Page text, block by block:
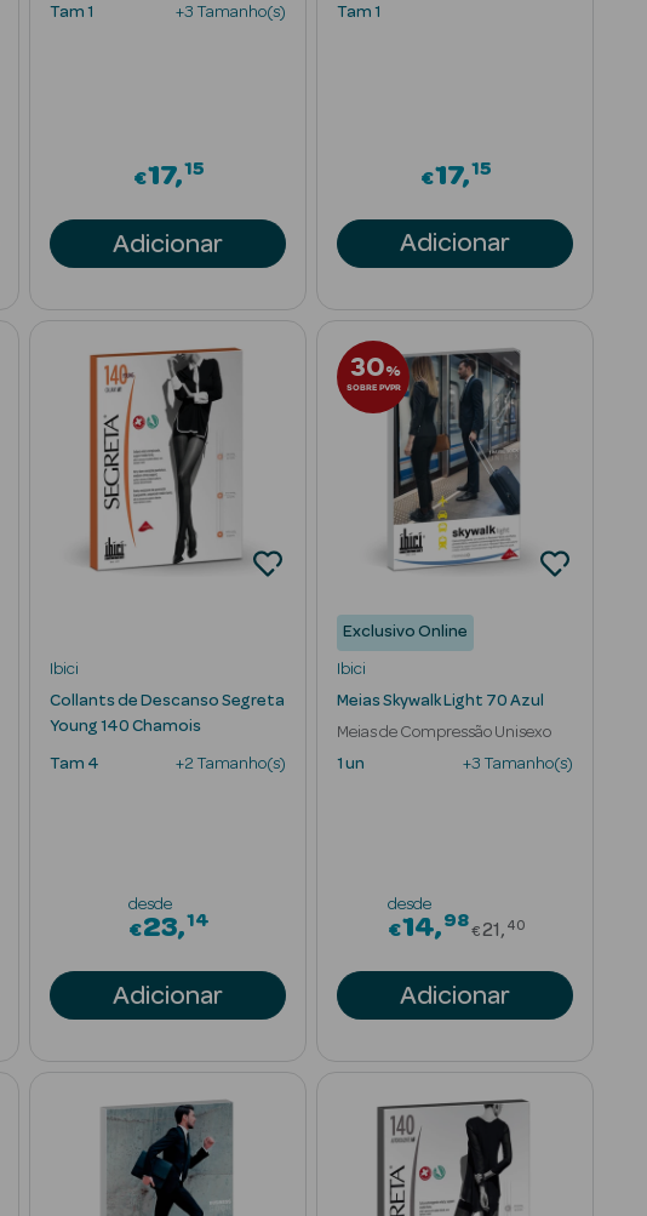
Tam 1 +3 Tamanho(s)
€17 15
Adicionar
Tam 1
€17 15
Adicionar
Ibici
Collants de Descanso Segreta
Young 140 Chamois
Tam 4 +2 Tamanho(s)
desde
€23 14
Adicionar
30%
SOBRE PVPR
Exclusivo Online
Ibici
Meias Skywalk Light 70 Azul
Meias de Compressão Unisexo
1 un
+3 Tamanho(s)
desde
€14 98Price
€21 40
Adicionar